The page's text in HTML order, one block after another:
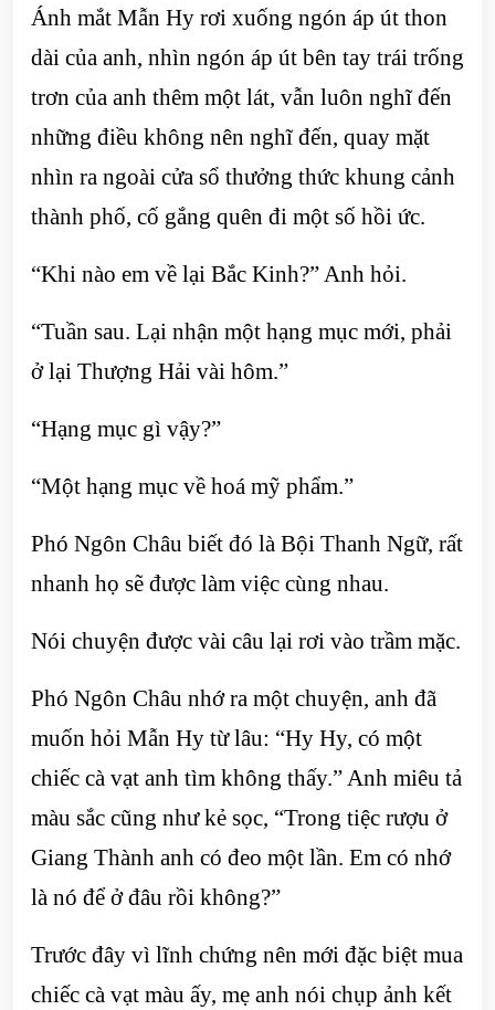
Ánh mắt Mẫn Hy rơi xuống ngón áp út thon
dài của anh, nhìn ngón áp út bên tay trái trống
trơn của anh thêm một lát, vẫn luôn nghĩ đến
những điều không nên nghĩ đến, quay mặt
nhìn ra ngoài cửa sổ thưởng thức khung cảnh
thành phố, cố gắng quên đi một số hồi ức.
“Khi nào em về lại Bắc Kinh?” Anh hỏi.
“Tuần sau. Lại nhận một hạng mục mới, phải
ở lại Thượng Hải vài hôm.”
“Hạng mục gì vậy?”
“Một hạng mục về hoá mỹ phẩm.”
Phó Ngôn Châu biết đó là Bội Thanh Ngữ, rất
nhanh họ sẽ được làm việc cùng nhau.
Nói chuyện được vài câu lại rơi vào trầm mặc.
Phó Ngôn Châu nhớ ra một chuyện, anh đã
muốn hỏi Mẫn Hy từ lâu: “Hy Hy, có một
chiếc cà vạt anh tìm không thấy.” Anh miêu tả
màu sắc cũng như kẻ sọc, “Trong tiệc rượu ở
Giang Thành anh có đeo một lần. Em có nhớ
là nó để ở đâu rồi không?”
Trước đây vì lĩnh chứng nên mới đặc biệt mua
chiếc cà vạt màu ấy, mẹ anh nói chụp ảnh kết